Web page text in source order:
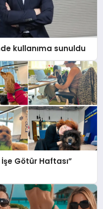
kullanıma sunuldu
Götür Haftası”